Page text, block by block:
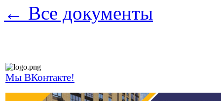
← Все документы
Мы ВКонтакте!